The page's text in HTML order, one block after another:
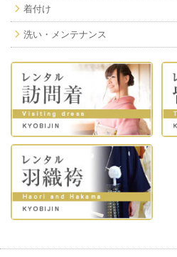
着付け
洗い・メンテナンス